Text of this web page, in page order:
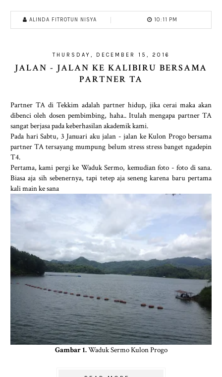
ALINDA FITROTUN NISYA 10:11 PM
THURSDAY, DECEMBER 15, 2016
JALAN - JALAN KE KALIBIRU BERSAMA
PARTNER TA
Partner TA di Tekkim adalah partner hidup, jika cerai maka akan
dibenci oleh dosen pembimbing, haha.. Itulah mengapa partner TA
sangat berjasa pada keberhasilan akademik kami.
Pada hari Sabtu, 3 Januari aku jalan - jalan ke Kulon Progo bersama
partner TA tersayang mumpung belum stress stress banget ngadepin
T4.
Pertama, kami pergi ke Waduk Sermo, kemudian foto - foto di sana.
Biasa aja sih sebenernya, tapi tetep aja seneng karena baru pertama
kali main ke sana
Gambar 1.Waduk Sermo Kulon Progo